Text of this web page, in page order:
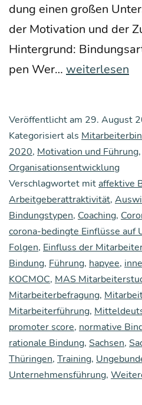
dung einen gro­ßen
der Moti­va­ti­on und der
Hin­ter­grund:
pen Wer… Kein
ne
Leis­
tung:
Emo­
tio­
na­
le
Bin­
dung
sorgt
bei
Mit­
ar­
weiterlesen
Veröffentlicht am 29. August
Kategorisiert als
2020, Motivation und Führung,
Organisationsentwicklung
Verschlagwortet mit affektive
Arbeitgeberattraktivität,
Bindungstypen, Coaching,
corona-bedingte Einflüsse auf
Folgen, Einfluss der
Bindung, Führung, hapyee,
KOCMOC, MAS
Mitarbeiterbefragung,
Mitarbeiterführung,
promoter score, normative
rationale Bindung, Sachsen,
Thüringen, Training,
Unternehmensführung,